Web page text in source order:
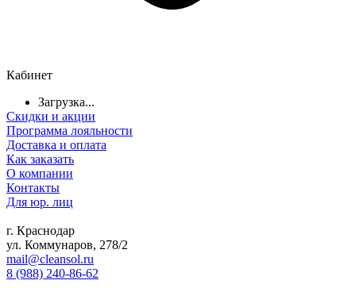
Кабинет
Загрузка...
Скидки и акции
Программа лояльности
Доставка и оплата
Как заказать
О компании
Контакты
Для юр. лиц
г. Краснодар
ул. Коммунаров, 278/2
mail@cleansol.ru
8 (988) 240-86-62